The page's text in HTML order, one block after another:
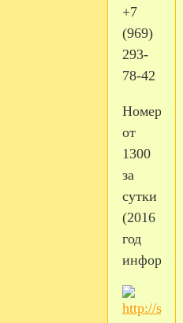
+7
(969)
293-
78-42
Номера
от
1300
за
сутки
(2016
год